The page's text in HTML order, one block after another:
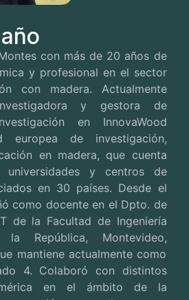
con más de 20 años de
y profesional en el sector
con madera. Actualmente
y gestora de
en InnovaWood
europea de investigación,
en madera, que cuenta
y centros de
en 30 países. Desde el
como docente en el Dpto. de
de la Facultad de Ingeniería
la República, Montevideo,
mantiene actualmente como
4. Colaboró con distintos
en el ámbito de la